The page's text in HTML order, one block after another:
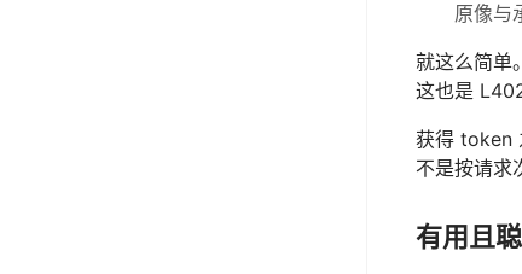
原像与
就这么简单
这也是
获得 token
不是按请求
有用且